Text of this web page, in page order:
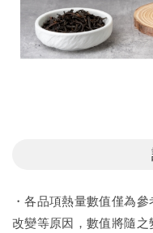
・各品項熱量數值僅為
改變等原因，數值將隨之